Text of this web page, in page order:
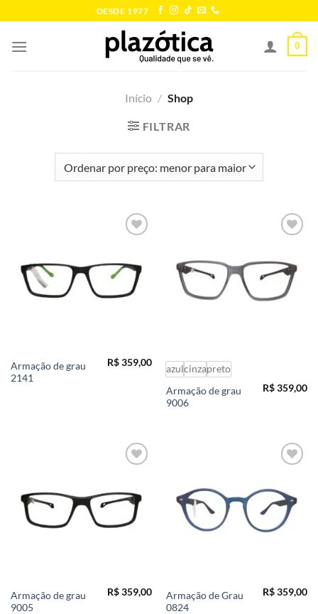
to
content
DESDE 1977
0
Início / Shop
FILTRAR
Armação de grau
2141
R$359,00
azulcinzapreto
Armação de grau
9006
R$359,00
Armação de grau
9005
R$359,00
Armação de Grau
0824
R$359,00